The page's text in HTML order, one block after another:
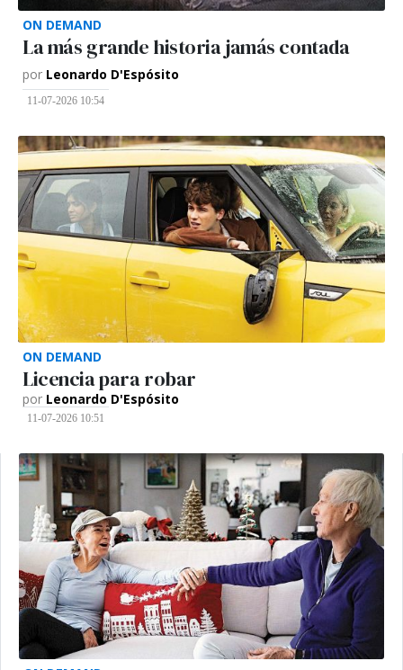
ON DEMAND
La más grande historia jamás contada
por Leonardo D'Espósito
11-07-2026 10:54
ON DEMAND
Licencia para robar
por Leonardo D'Espósito
11-07-2026 10:51